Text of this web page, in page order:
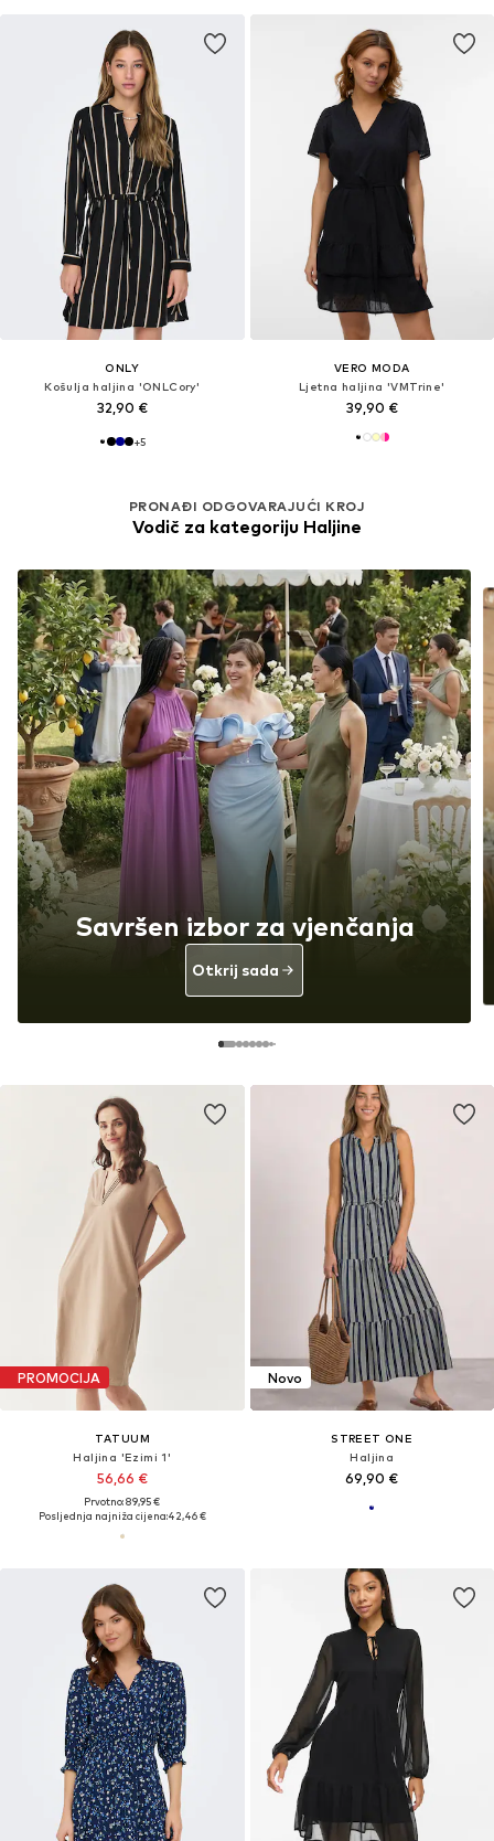
ONLY
Košulja haljina 'ONLCory'
32,90 €
+5
VERO MODA
Ljetna haljina 'VMTrine'
39,90 €
PROMOCIJA
TATUUM
Haljina 'Ezimi 1'
56,66 €
Prvotno: 89,95 €
Posljednja najniža cijena:42,46 €
Novo
STREET ONE
Haljina
69,90 €
PRONAĐI ODGOVARAJUĆI KROJ
Vodič za kategoriju Haljine
Savršen izbor za vjenčanja
Otkrij sada